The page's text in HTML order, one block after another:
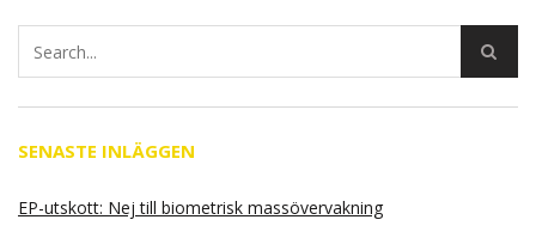
SENASTE INLÄGGEN
EP-utskott: Nej till biometrisk massövervakning